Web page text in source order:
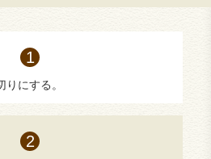
にする。